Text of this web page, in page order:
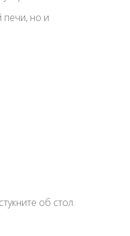
печи, но и
об стол.